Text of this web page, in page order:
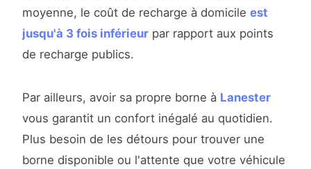
moyenne, le coût de recharge à domicile est
jusqu'à 3 fois inférieur par rapport aux points
de recharge publics.
Par ailleurs, avoir sa propre borne à Lanester
vous garantit un confort inégalé au quotidien.
Plus besoin de les détours pour trouver une
borne disponible ou l'attente que votre véhicule